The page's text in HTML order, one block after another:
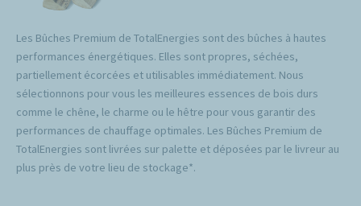
Les Bûches Premium de TotalEnergies sont des bûches à hautes
performances énergétiques. Elles sont propres, séchées,
partiellement écorcées et utilisables immédiatement. Nous
sélectionnons pour vous les meilleures essences de bois durs
comme le chêne, le charme ou le hêtre pour vous garantir des
performances de chauffage optimales. Les Bûches Premium de
TotalEnergies sont livrées sur palette et déposées par le livreur au
plus près de votre lieu de stockage*.